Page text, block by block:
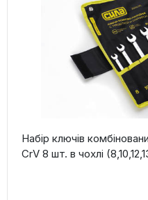
Набір ключів
CrV 8 шт. в чохлі